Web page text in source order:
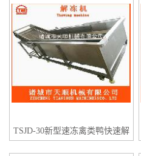
TSJD-30新型速冻禽类鸭快速解